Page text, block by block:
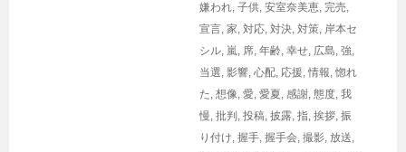
嫌われ, 子供, 安室奈美恵, 完売,
宣言, 家, 対応, 対決, 対策, 岸本セ
シル, 嵐, 席, 年齢, 幸せ, 広島, 強,
当選, 影響, 心配, 応援, 情報, 惚れ
た, 想像, 愛, 愛夏, 感謝, 態度, 我
慢, 批判 , 投稿, 披露, 指, 挨拶, 振
り付け, 握手, 握手会, 撮影, 放送,